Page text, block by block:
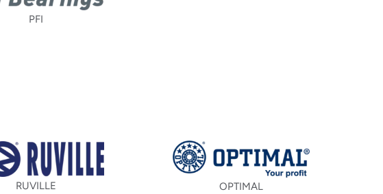
PFI
RUVILLE OPTIMAL